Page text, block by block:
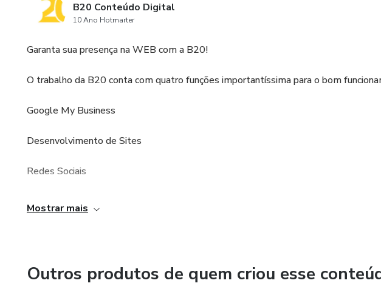
B20 Conteúdo Digital
10 Ano Hotmarter
Garanta sua presença na WEB com a B20!
O trabalho da B20 conta com quatro funções importantíssima para o bom
Google My Business
Desenvolvimento de Sites
Redes Sociais
Consultoria SEO
Mostrar mais
Outros produtos de quem criou esse